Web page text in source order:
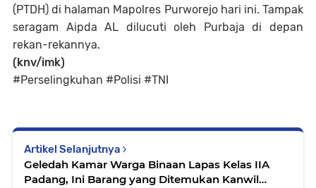
(PTDH) di halaman Mapolres Purworejo hari ini. Tampak
seragam Aipda AL dilucuti oleh Purbaja di depan
rekan-rekannya.
(knv/imk)
#Perselingkuhan #Polisi #TNI
Artikel Selanjutnya
Geledah Kamar Warga Binaan Lapas Kelas IIA
Padang, Ini Barang yang Ditemukan Kanwil